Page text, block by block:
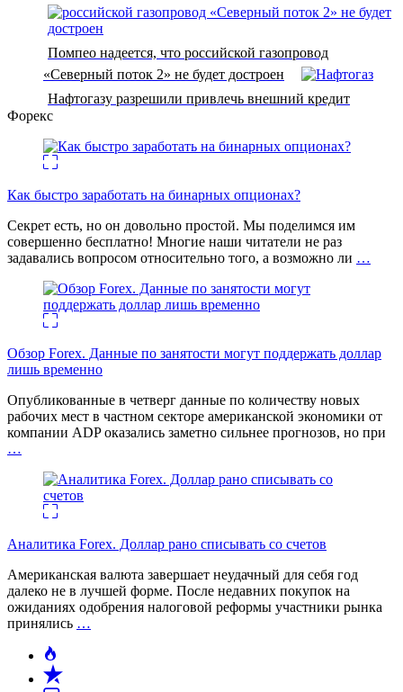
Помпео надеется, что российской газопровод
«Северный поток 2» не будет достроен
Нафтогазу разрешили привлечь внешний кредит
Форекс
Как быстро заработать на бинарных опционах?
Секрет есть, но он довольно простой. Мы поделимся им
совершенно бесплатно! Многие наши читатели не раз
задавались вопросом относительно того, а возможно ли …
Обзор Forex. Данные по занятости могут поддержать доллар
лишь временно
Опубликованные в четверг данные по количеству новых
рабочих мест в частном секторе американской экономики от
компании ADP оказались заметно сильнее прогнозов, но при
…
Аналитика Forex. Доллар рано списывать со счетов
Американская валюта завершает неудачный для себя год
далеко не в лучшей форме. После недавних покупок на
ожиданиях одобрения налоговой реформы участники рынка
принялись …